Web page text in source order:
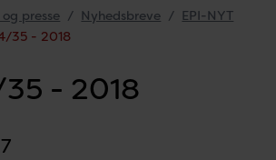
presse Nyhedsbreve
EPI-NYT
35 - 2018
- 2018